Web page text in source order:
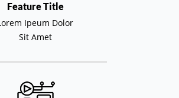
Feature Title
Ipeum Dolor
Sit Amet